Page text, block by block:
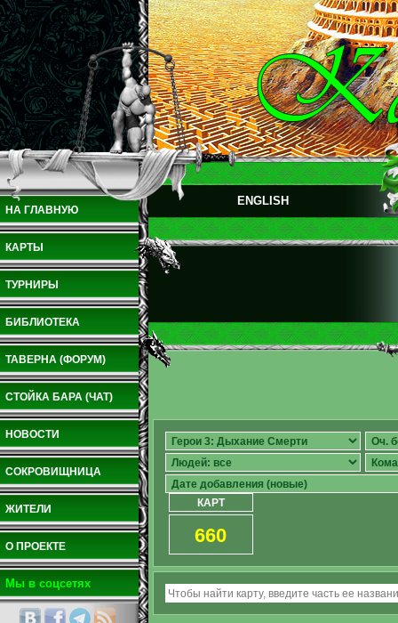
НА ГЛАВНУЮ
КАРТЫ
ТУРНИРЫ
БИБЛИОТЕКА
ТАВЕРНА (ФОРУМ)
СТОЙКА БАРА (ЧАТ)
НОВОСТИ
СОКРОВИЩНИЦА
ЖИТЕЛИ
О ПРОЕКТЕ
Мы в соцсетях
ENGLISH
КАРТ
660